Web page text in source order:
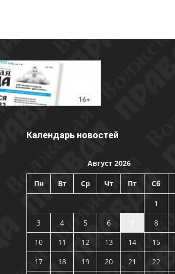
Календарь новостей
Август 2026
Пн Вт Ср Чт Пт Сб
1
3
4 5 6 8
10
11 12 13 14 15
17
18 19 20 21 22